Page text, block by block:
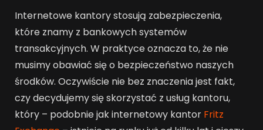
Internetowe kantory stosują zabezpieczenia,
które znamy z bankowych systemów
transakcyjnych. W praktyce oznacza to, że nie
musimy obawiać się o bezpieczeństwo naszych
środków. Oczywiście nie bez znaczenia jest fakt,
czy decydujemy się skorzystać z usług kantoru,
który – podobnie jak internetowy kantor Fritz